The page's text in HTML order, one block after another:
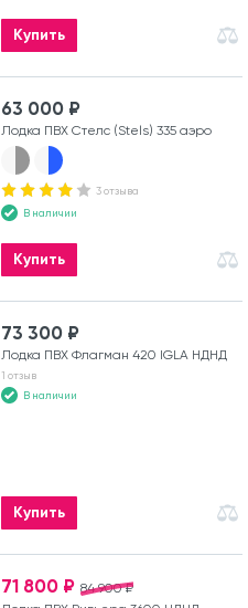
Купить
63 000 ₽
Лодка ПВХ Стелс (Stels) 335 аэро
3 отзыва
В наличии
Купить
73 300 ₽
Лодка ПВХ Флагман 420 IGLA НДНД
1 отзыв
В наличии
Купить
84 900 ₽
71 800 ₽